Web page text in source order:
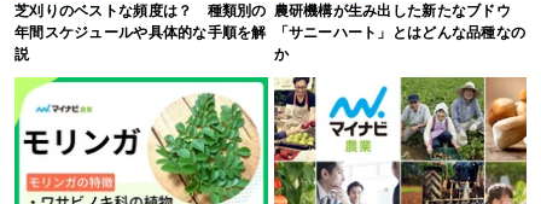
芝刈りのベストな頻度は？ 種類別の
年間スケジュールや具体的な手順を解
説
農研機構が生み出した新たなブドウ
「サニーハート」とはどんな品種なの
か